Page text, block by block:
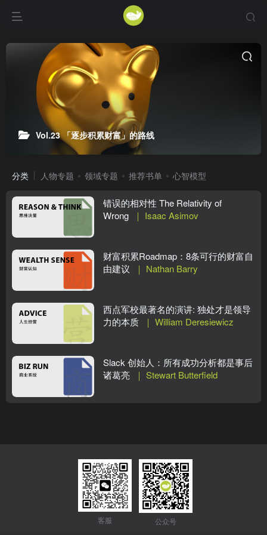
Vol.23 「逐步积累财富」的路线
分类 人物专题 领域专题 推荐书单 心智模型
错误的相对性 The Relativity of
Wrong ｜ Isaac Asimov
财富积累Roadmap：8条可行的财富自
由建议 ｜ Nathan Barry
西点军校最著名的演讲: 独处才是领导
力的本质 ｜ William Deresiewicz
Slack 创始人：所有成功分析都是事后
诸葛亮 ｜ Stewart Butterfield
客服 公众号